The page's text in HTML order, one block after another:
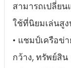
สามารถเปลี่ย
ใช้ที่นิยมเล่นสูง
• แชมป์เครือข่
กว้าง, ทรัพย์สิ